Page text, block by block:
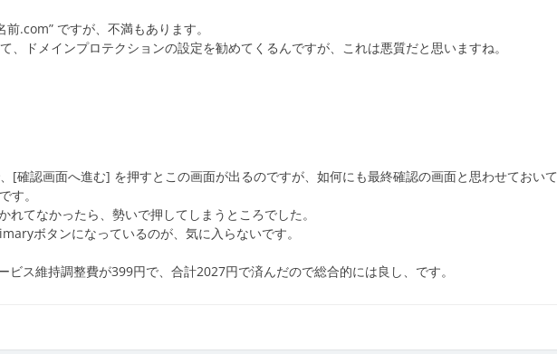
.com” ですが、不満もあります。
、ドメインプロテクションの設定を勧めてくるんですが、これは悪質だと思いますね。
[確認画面へ進む] を押すとこの画面が出るのですが、如何にも最終確認の画面と思わせておいて
す。
てなかったら、勢いで押してしまうところでした。
ボタンになっているのが、気に入らないです。
ビス維持調整費が399円で、合計2027円で済んだので総合的には良し、です。